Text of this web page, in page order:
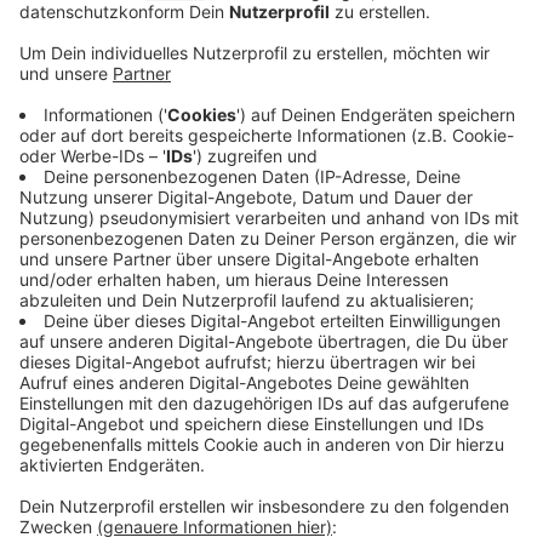
Veröffentlicht:Donnerstag, 12.12.2019 07:15
Anzeige
Der Stahlrohrproduzent Benteler will in Dinslaken bis
zu 90 Stellen streichen. Das Werk Bottrop soll sogar
ganz geschlossen werden. Hier sollen bis 2022 mehr
als 250 Stellen abgebaut werden. Das soll
sozialverträglich passieren, also z.B. über
Abfindungsprogramme oder Altersteilzeit. Der
Betriebsrat in Dinslaken fühlt sich hintergangen. Um
die Standorte zu sichern, hatten die Mitarbeiter
zuletzt auf Urlaubsgelder und Prämien verzichtet und
Mehrarbeit geleistet.
Anzeige